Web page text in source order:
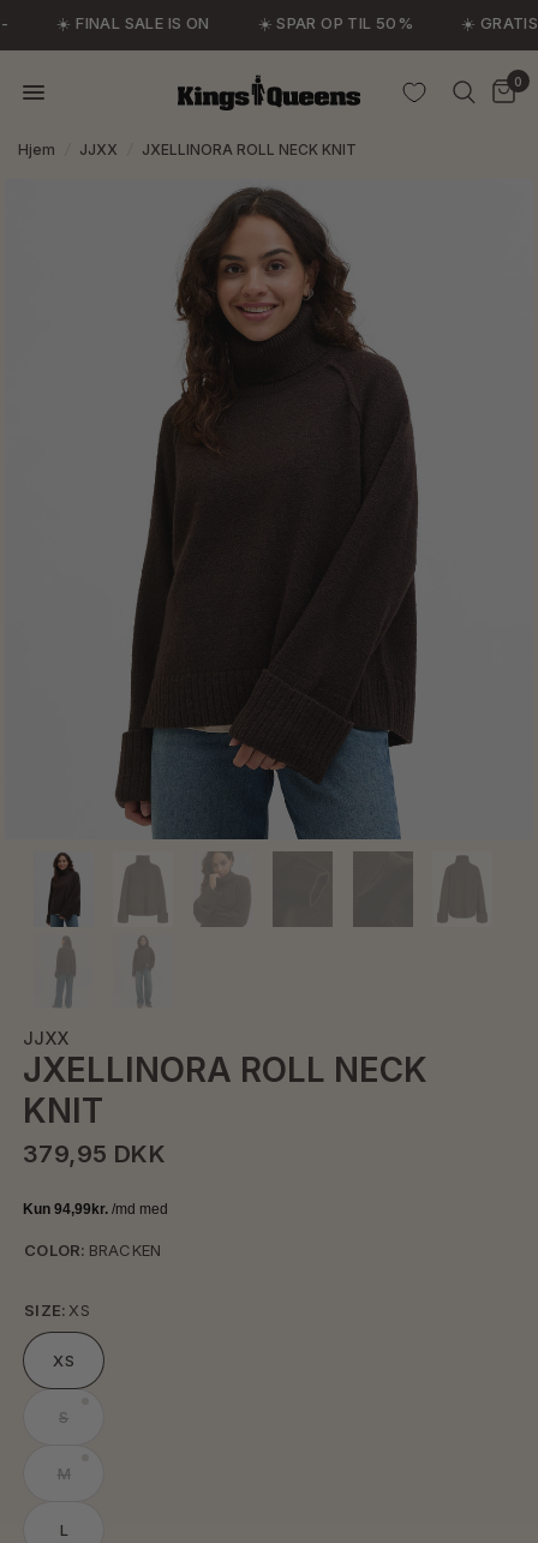
☀️ FINAL SALE IS ON ☀️ SPAR OP TIL 50% ☀️ GRATIS
0
Hjem JJXX JXELLINORA ROLL NECK KNIT
JJXX
JXELLINORA ROLL NECK
KNIT
379,95 DKK
COLOR: BRACKEN
SIZE: XS
XS
S
M
L